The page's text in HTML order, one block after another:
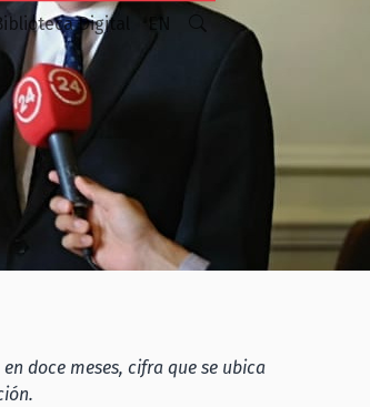
Digital
doce meses, cifra que se ubica